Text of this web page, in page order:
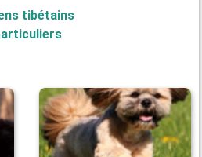
tibétains